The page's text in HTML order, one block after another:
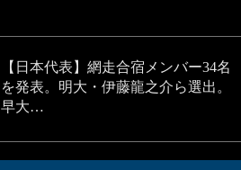
【日本代表】網走合宿メンバー34名
を発表。明大・伊藤龍之介ら選出。
早大…